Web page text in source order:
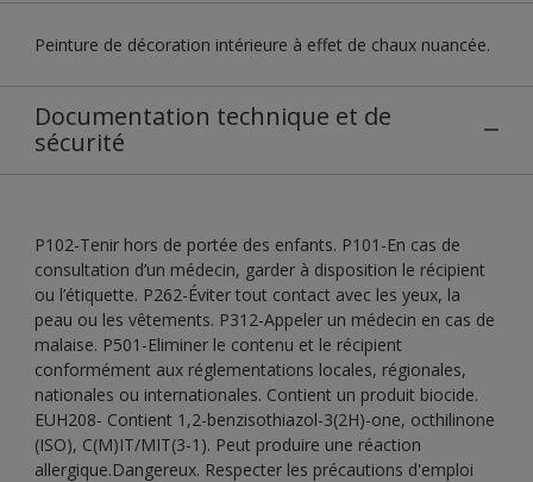
Peinture de décoration intérieure à effet de chaux nuancée.
Documentation technique et de
sécurité
P102-Tenir hors de portée des enfants. P101-En cas de
consultation d’un médecin, garder à disposition le récipient
ou l’étiquette. P262-Éviter tout contact avec les yeux, la
peau ou les vêtements. P312-Appeler un médecin en cas de
malaise. P501-Eliminer le contenu et le récipient
conformément aux réglementations locales, régionales,
nationales ou internationales. Contient un produit biocide.
EUH208- Contient 1,2-benzisothiazol-3(2H)-one, octhilinone
(ISO), C(M)IT/MIT(3-1). Peut produire une réaction
allergique.Dangereux. Respecter les précautions d'emploi